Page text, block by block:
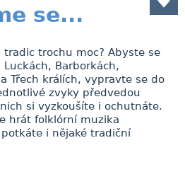
se...
trochu moc? Abyste se
Barborkách,
Třech králích, vypravte se do
zvyky předvedou
si vyzkoušíte i ochutnáte.
hrát folklórní muzika
i nějaké tradiční